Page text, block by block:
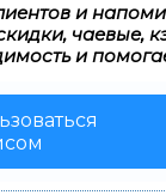
и
чаевые,
и